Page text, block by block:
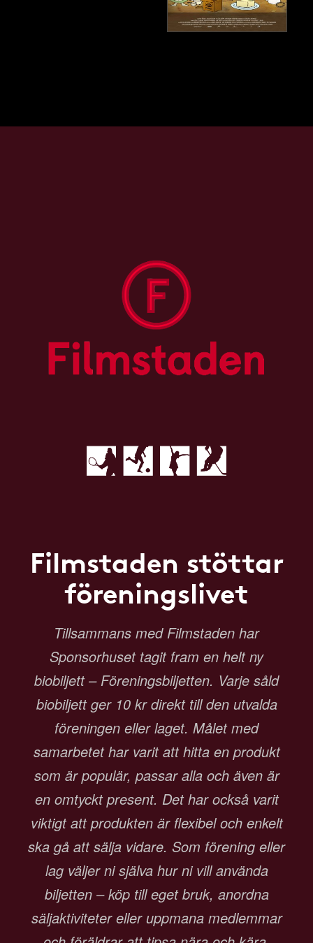
Filmstaden stöttar
föreningslivet
Tillsammans med Filmstaden har
Sponsorhuset tagit fram en helt ny
biobiljett – Föreningsbiljetten. Varje såld
biobiljett ger 10 kr direkt till den utvalda
föreningen eller laget. Målet med
samarbetet har varit att hitta en produkt
som är populär, passar alla och även är
en omtyckt present. Det har också varit
viktigt att produkten är flexibel och enkelt
ska gå att sälja vidare. Som förening eller
lag väljer ni själva hur ni vill använda
biljetten – köp till eget bruk, anordna
säljaktiviteter eller uppmana medlemmar